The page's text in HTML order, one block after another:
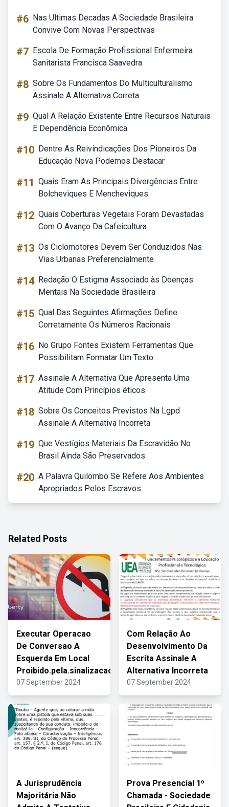
#6 Nas Ultimas Decadas A Sociedade Brasileira
Convive Com Novas Perspectivas
#7 Escola De Formação Profissional Enfermeira
Sanitarista Francisca Saavedra
#8 Sobre Os Fundamentos Do Multiculturalismo
Assinale A Alternativa Correta
#9 Qual A Relação Existente Entre Recursos Naturais
E Dependência Econômica
#10 Dentre As Reivindicações Dos Pioneiros Da
Educação Nova Podemos Destacar
#11 Quais Eram As Principais Divergências Entre
Bolcheviques E Mencheviques
#12 Quais Coberturas Vegetais Foram Devastadas
Com O Avanço Da Cafeicultura
#13 Os Ciclomotores Devem Ser Conduzidos Nas
Vias Urbanas Preferencialmente
#14 Redação O Estigma Associado às Doenças
Mentais Na Sociedade Brasileira
#15 Qual Das Seguintes Afirmações Define
Corretamente Os Números Racionais
#16 No Grupo Fontes Existem Ferramentas Que
Possibilitam Formatar Um Texto
#17 Assinale A Alternativa Que Apresenta Uma
Atitude Com Princípios éticos
#18 Sobre Os Conceitos Previstos Na Lgpd
Assinale A Alternativa Incorreta
#19 Que Vestígios Materiais Da Escravidão No
Brasil Ainda São Preservados
#20 A Palavra Quilombo Se Refere Aos Ambientes
Apropriados Pelos Escravos
Related Posts
Executar Operacao
De Conversao A
Esquerda Em Local
Proibido.pela.sinalizacao
07 September 2024
Com Relação Ao
Desenvolvimento Da
Escrita Assinale A
Alternativa Incorreta
07 September 2024
A Jurisprudência
Majoritária Não
Prova Presencial 1º
Chamada - Sociedade